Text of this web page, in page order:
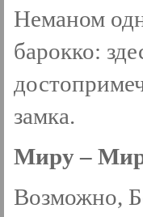
Неманом
барокко:
замка.
Миру –
Возможно,